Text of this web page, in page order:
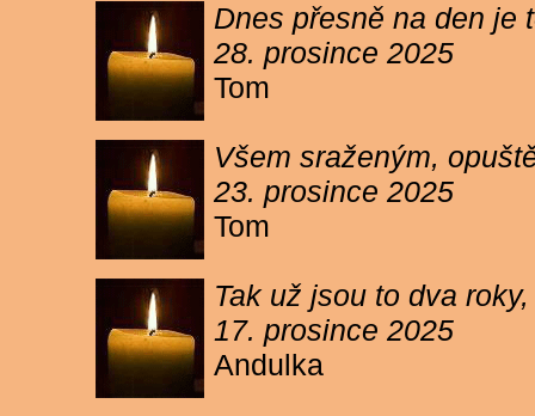
Dnes přesně na den je
28. prosince 2025
Tom
Všem sraženým,
23. prosince 2025
Tom
Tak už jsou to dva
17. prosince 2025
Andulka